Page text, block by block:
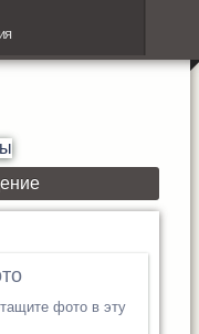
фото в эту